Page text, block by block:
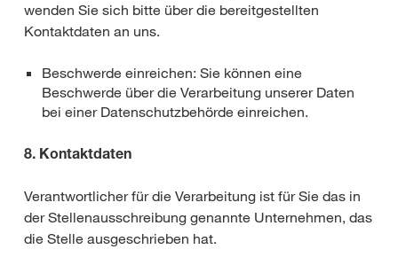
wenden Sie sich bitte über die bereitgestellten
Kontaktdaten an uns.
Beschwerde einreichen: Sie können eine
Beschwerde über die Verarbeitung unserer Daten
bei einer Datenschutzbehörde einreichen.
8. Kontaktdaten
Verantwortlicher für die Verarbeitung ist für Sie das in
der Stellenausschreibung genannte Unternehmen, das
die Stelle ausgeschrieben hat.